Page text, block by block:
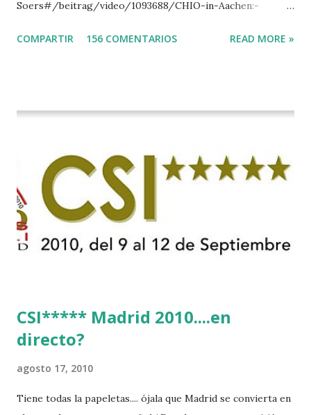
Soers#/beitrag/video/1093688/CHIO-in-Aachen:-
COMPARTIR 156 COMENTARIOS READ MORE »
CSI***** Madrid 2010....en
directo?
agosto 17, 2010
Tiene todas la papeletas.... ójala que Madrid se convierta en